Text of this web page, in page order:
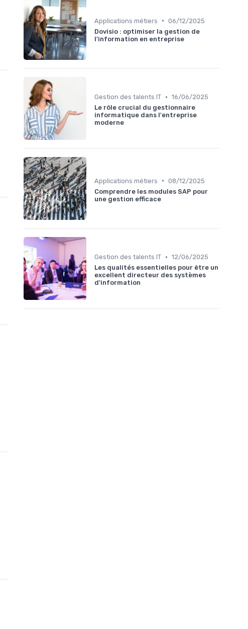
Applications métiers • 06/12/2025
Dovisio : optimiser la gestion de
l'information en entreprise
Gestion des talents IT • 16/06/2025
Le rôle crucial du gestionnaire
informatique dans l'entreprise
moderne
Applications métiers • 08/12/2025
Comprendre les modules SAP pour
une gestion efficace
Gestion des talents IT • 12/06/2025
Les qualités essentielles pour être un
excellent directeur des systèmes
d'information